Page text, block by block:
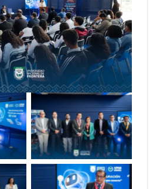
Semana de la Ciencia
2025